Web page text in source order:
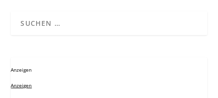
Anzeigen
Anzeigen